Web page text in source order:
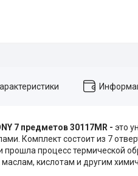
7 предметов 30117MR - это
Комплект состоит из 7
процесс термической
маслам, кислотам и другим